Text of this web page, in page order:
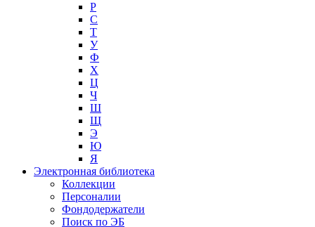
Р
С
Т
У
Ф
Х
Ц
Ч
Ш
Щ
Э
Ю
Я
Электронная библиотека
Коллекции
Персоналии
Фондодержатели
Поиск по ЭБ